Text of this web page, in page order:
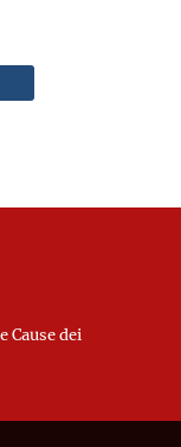
Cause dei